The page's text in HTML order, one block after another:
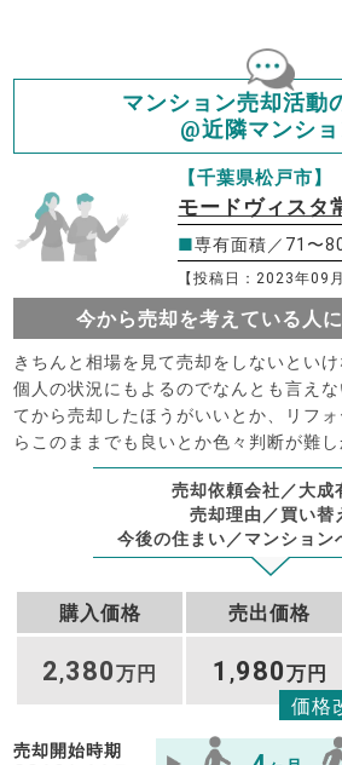
マンション売却活動
@近隣マンシ
【千葉県松戸市】
モードヴィスタ
■専有面積／71〜
【投稿日：2023年09
今から売却を考えている人
きちんと相場を見て売却をしないといけ
個人の状況にもよるのでなんとも言え
てから売却したほうがいいとか、リフ
らこのままでも良いとか色々判断が難し
売却依頼会社／大成
売却理由／買い替
今後の住まい／マンション
購入価格 売出価格
2,380万円 1 ,980万円
価格
売却開始時期